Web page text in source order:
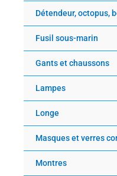
Détendeur, octopus,
Fusil sous-marin
Gants et chaussons
Lampes
Longe
Masques et verres
Montres